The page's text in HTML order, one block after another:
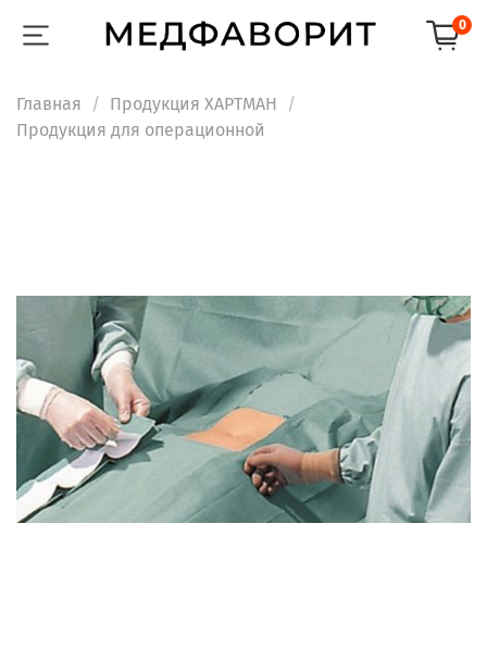
0
Главная
Продукция ХАРТМАН
Продукция для операционной